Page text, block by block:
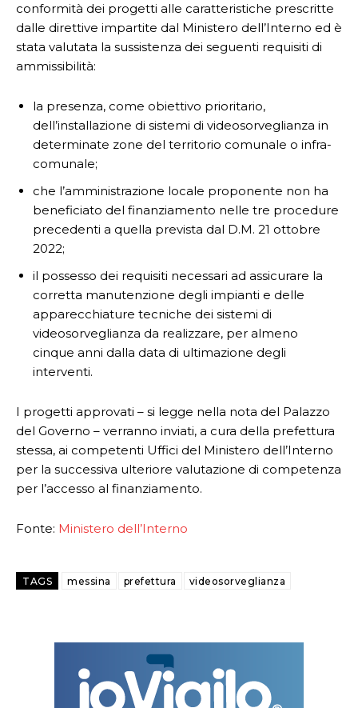
conformità dei progetti alle caratteristiche prescritte
dalle direttive impartite dal Ministero dell’Interno ed è
stata valutata la sussistenza dei seguenti requisiti di
ammissibilità:
la presenza, come obiettivo prioritario,
dell’installazione di sistemi di videosorveglianza in
determinate zone del territorio comunale o infra-
comunale;
che l’amministrazione locale proponente non ha
beneficiato del finanziamento nelle tre procedure
precedenti a quella prevista dal D.M. 21 ottobre
2022;
il possesso dei requisiti necessari ad assicurare la
corretta manutenzione degli impianti e delle
apparecchiature tecniche dei sistemi di
videosorveglianza da realizzare, per almeno
cinque anni dalla data di ultimazione degli
interventi.
I progetti approvati – si legge nella nota del Palazzo
del Governo – verranno inviati, a cura della prefettura
stessa, ai competenti Uffici del Ministero dell’Interno
per la successiva ulteriore valutazione di competenza
per l’accesso al finanziamento.
Fonte: Ministero dell’Interno
TAGS messina prefettura videosorveglianza